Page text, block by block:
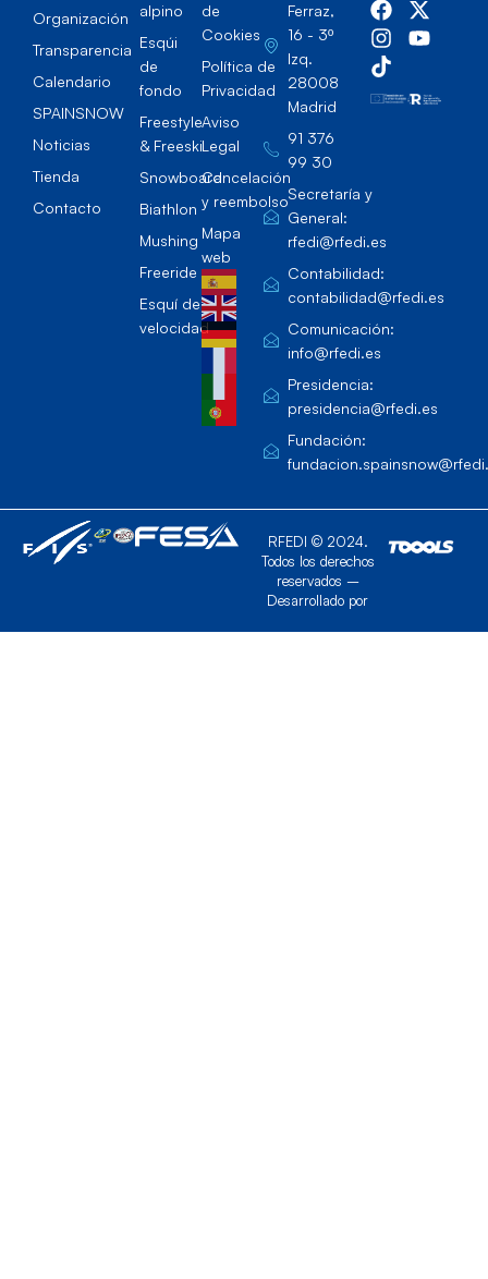
Organización
Transparencia
Calendario
SPAINSNOW
Noticias
Tienda
Contacto
alpino
Esqúi
de
fondo
Freestyle
& Freeski
Snowboard
Biathlon
Mushing
Freeride
Esquí de
velocidad
de
Cookies
Política de
Privacidad
Aviso
Legal
Cancelación
y reembolso
Mapa
web
Ferraz,
16 - 3º
Izq.
28008
Madrid
91 376
99 30
Secretaría y
General:
rfedi@rfedi.es
Contabilidad:
contabilidad@rfedi.es
Comunicación:
info@rfedi.es
Presidencia:
presidencia@rfedi.es
Fundación:
RFEDI © 2024.
Todos los derechos
reservados –
Desarrollado por